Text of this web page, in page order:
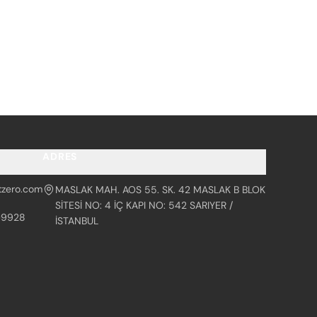
MASLAK MAH. AOS 55. SK. 42 MASLAK B BLOK
SİTESİ NO: 4 İÇ KAPI NO: 542 SARIYER /
İSTANBUL